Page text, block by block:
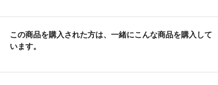
この商品を購入された方は、一緒にこんな商品を購入して
います。